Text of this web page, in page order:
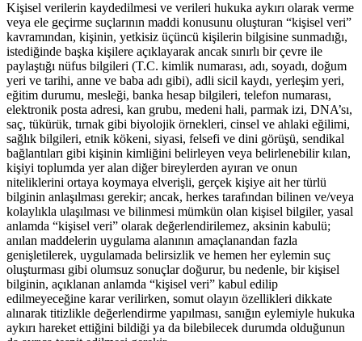
Kişisel verilerin kaydedilmesi ve verileri hukuka aykırı olarak verme
veya ele geçirme suçlarının maddi konusunu oluşturan “kişisel veri”
kavramından, kişinin, yetkisiz üçüncü kişilerin bilgisine sunmadığı,
istediğinde başka kişilere açıklayarak ancak sınırlı bir çevre ile
paylaştığı nüfus bilgileri (T.C. kimlik numarası, adı, soyadı, doğum
yeri ve tarihi, anne ve baba adı gibi), adli sicil kaydı, yerleşim yeri,
eğitim durumu, mesleği, banka hesap bilgileri, telefon numarası,
elektronik posta adresi, kan grubu, medeni hali, parmak izi, DNA’sı,
saç, tükürük, tırnak gibi biyolojik örnekleri, cinsel ve ahlaki eğilimi,
sağlık bilgileri, etnik kökeni, siyasi, felsefi ve dini görüşü, sendikal
bağlantıları gibi kişinin kimliğini belirleyen veya belirlenebilir kılan,
kişiyi toplumda yer alan diğer bireylerden ayıran ve onun
niteliklerini ortaya koymaya elverişli, gerçek kişiye ait her türlü
bilginin anlaşılması gerekir; ancak, herkes tarafından bilinen ve/veya
kolaylıkla ulaşılması ve bilinmesi mümkün olan kişisel bilgiler, yasal
anlamda “kişisel veri” olarak değerlendirilemez, aksinin kabulü;
anılan maddelerin uygulama alanının amaçlanandan fazla
genişletilerek, uygulamada belirsizlik ve hemen her eylemin suç
oluşturması gibi olumsuz sonuçlar doğurur, bu nedenle, bir kişisel
bilginin, açıklanan anlamda “kişisel veri” kabul edilip
edilmeyeceğine karar verilirken, somut olayın özellikleri dikkate
alınarak titizlikle değerlendirme yapılması, sanığın eylemiyle hukuka
aykırı hareket ettiğini bildiği ya da bilebilecek durumda olduğunun